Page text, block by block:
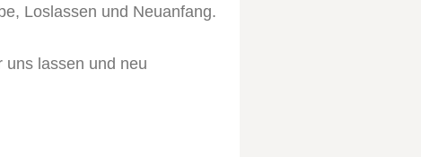
Loslassen und Neuanfang.
uns lassen und neu